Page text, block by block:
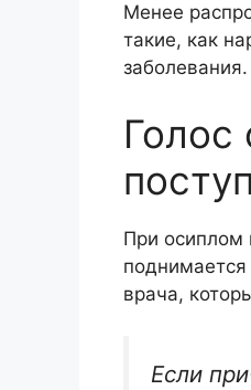
Менее
такие, как
Голос
При осиплом
врача,
Если